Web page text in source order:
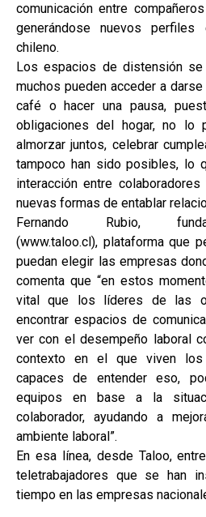
comunicación entre
generándose nuevos
chileno.
Los espacios de distensión
muchos pueden acceder a
café o hacer una pausa,
obligaciones del hogar, no lo
almorzar juntos, celebrar
tampoco han sido posibles, lo
interacción entre
nuevas formas de entablar
Fernando Rubio,
(www.taloo.cl), plataforma que
puedan elegir las empresas
comenta que “en estos
vital que los líderes de las
encontrar espacios de
ver con el desempeño laboral
contexto en el que viven los
capaces de entender eso,
equipos en base a la
colaborador, ayudando a
ambiente laboral”.
En esa línea, desde Taloo,
teletrabajadores que se han
tiempo en las empresas